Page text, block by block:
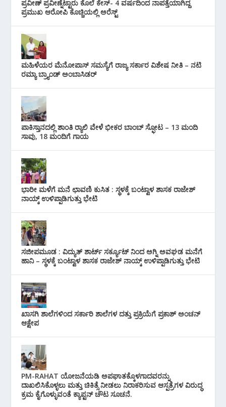
ಪ್ರವೀಣ್ ಪ್ರವೀಣ್ನೆಟ್ಟಾರು ಕೊಲೆ ಕೇಸ್‌- 4 ವರ್ಷದಿಂದ ನಾಪತ್ತೆಯಾಗಿದ್ದ
ಪ್ರಮುಖ ಆರೋಪಿ ಕೊಚ್ಚಿಯಲ್ಲಿ ಅರೆಸ್ಟ್‌
ಮಹಿಳೆಯರ ಮೆನೋಪಾಸ್ ಸಮಸ್ಯೆಗೆ ರಾಜ್ಯ ಸರ್ಕಾರ ವಿಶೇಷ ನೀತಿ – ನಟಿ
ರಮ್ಯಾ ಬ್ರ್ಯಾಂಡ್ ಅಂಬಾಸಿಡರ್
ಪಾಕಿಸ್ತಾನದಲ್ಲಿ ಶಾಂತಿ ರ‍್ಯಾಲಿ ವೇಳೆ ಭೀಕರ ಬಾಂಬ್ ಸ್ಫೋಟ – 13 ಮಂದಿ
ಸಾವು, 18 ಮಂದಿಗೆ ಗಾಯ
ಭಾರೀ ಮಳೆಗೆ ಮನೆ ಛಾವಣಿ ಕುಸಿತ : ಸ್ಥಳಕ್ಕೆ ಬಂಟ್ವಾಳ ಶಾಸಕ ರಾಜೇಶ್
ನಾಯ್ಕ್ ಉಳಿಪ್ಪಾಡಿಗುತ್ತು ಭೇಟಿ
ಸಜೀಪಮೂಡ : ವಿದ್ಯುತ್ ಶಾರ್ಟ್ ಸರ್ಕ್ಯೂಟ್‌ ನಿಂದ ಅಗ್ನಿ ಅವಘಡ ಮನೆಗೆ
ಹಾನಿ – ಸ್ಥಳಕ್ಕೆ ಬಂಟ್ವಾಳ ಶಾಸಕ ರಾಜೇಶ್ ನಾಯ್ಕ್ ಉಳಿಪ್ಪಾಡಿಗುತ್ತು ಭೇಟಿ
ಖಾಸಗಿ ಶಾಲೆಗಳಿಂದ ಸರ್ಕಾರಿ ಶಾಲೆಗಳ ದತ್ತು ಪ್ರಕ್ರಿಯೆಗೆ ಪ್ರಕಾಶ್ ಅಂಚನ್
ಆಕ್ಷೇಪ
PM-RAHAT ಯೋಜನೆಯಡಿ ಅಪಘಾತಕ್ಕೊಳಗಾದವರನ್ನು
ದಾಖಲಿಸಿಕೊಳ್ಳಲು ಮತ್ತು ಚಿಕಿತ್ಸೆ ನೀಡಲು ನಿರಾಕರಿಸುವ ಆಸ್ಪತ್ರೆಗಳ ವಿರುದ್ಧ
ಕ್ರಮ ಕೈಗೊಳ್ಳುವಂತೆ ಕ್ಯಾಪ್ಟನ್ ಚೌಟ ಸೂಚನೆ.